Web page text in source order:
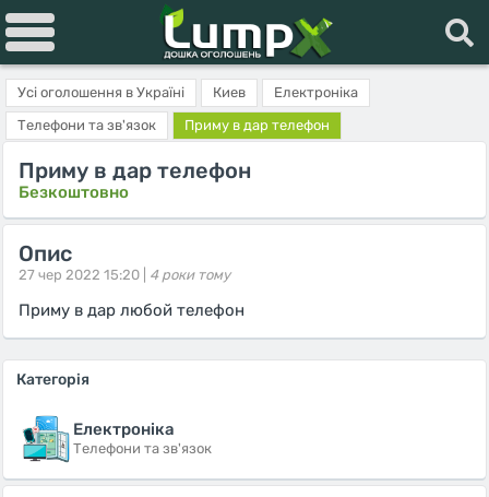
Усі оголошення в Україні Киев
Електроніка
Телефони та зв'язок
Приму в дар телефон
Приму в дар телефон
Безкоштовно
Опис
27 чер 2022 15:20 | 4 роки тому
Приму в дар любой телефон
Категорія
Електроніка
Телефони та зв'язок